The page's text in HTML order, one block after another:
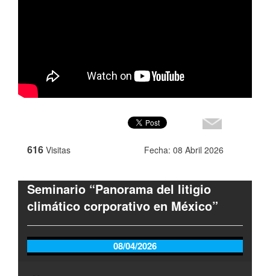
616 Visitas Fecha: 08 Abril 2026
Seminario “Panorama del litigio
climático corporativo en México”
08/04/2026